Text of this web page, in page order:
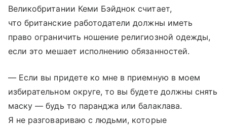
Великобритании Кеми Бэйднок считает,
что британские работодатели должны иметь
право ограничить ношение религиозной одежды,
если это мешает исполнению обязанностей.
— Если вы придете ко мне в приемную в моем
избирательном округе, то вы будете должны снять
маску — будь то паранджа или балаклава.
Я не разговариваю с людьми, которые